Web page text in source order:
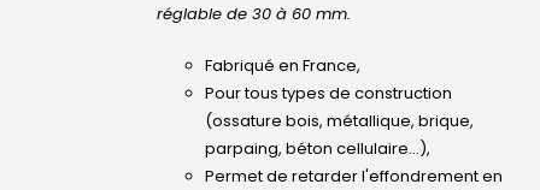
réglable de 30 à 60 mm.
Fabriqué en France,
Pour tous types de construction
(ossature bois, métallique, brique,
parpaing, béton cellulaire...),
Permet de retarder l'effondrement en